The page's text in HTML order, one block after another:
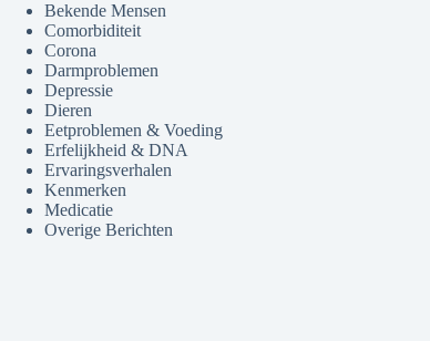
Bekende Mensen
Comorbiditeit
Corona
Darmproblemen
Depressie
Dieren
Eetproblemen & Voeding
Erfelijkheid & DNA
Ervaringsverhalen
Kenmerken
Medicatie
Overige Berichten